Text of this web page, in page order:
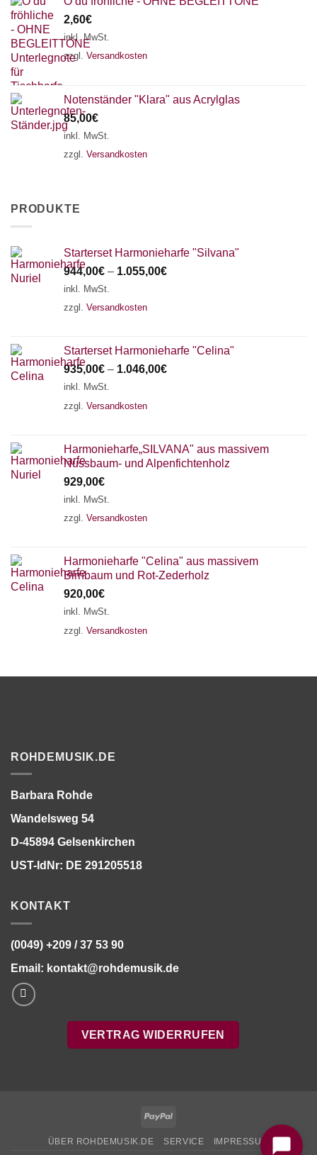
2,60€
inkl. MwSt.
zzgl. Versandkosten
Notenständer "Klara" aus Acrylglas
85,00€
inkl. MwSt.
zzgl. Versandkosten
PRODUKTE
Starterset Harmonieharfe "Silvana"
944,00€ – 1.055,00€
inkl. MwSt.
zzgl. Versandkosten
Starterset Harmonieharfe "Celina"
935,00€ – 1.046,00€
inkl. MwSt.
zzgl. Versandkosten
Harmonieharfe„SILVANA" aus massivem
Nussbaum- und Alpenfichtenholz
929,00€
inkl. MwSt.
zzgl. Versandkosten
Harmonieharfe "Celina" aus massivem
Birnbaum und Rot-Zederholz
920,00€
inkl. MwSt.
zzgl. Versandkosten
ROHDEMUSIK.DE
Barbara Rohde
Wandelsweg 54
D-45894 Gelsenkirchen
UST-IdNr: DE 291205518
KONTAKT
(0049) +209 / 37 53 90
Email: kontakt@rohdemusik.de
VERTRAG WIDERRUFEN
PayPal
ÜBER ROHDEMUSIK.DE SERVICE IMPRESSUM